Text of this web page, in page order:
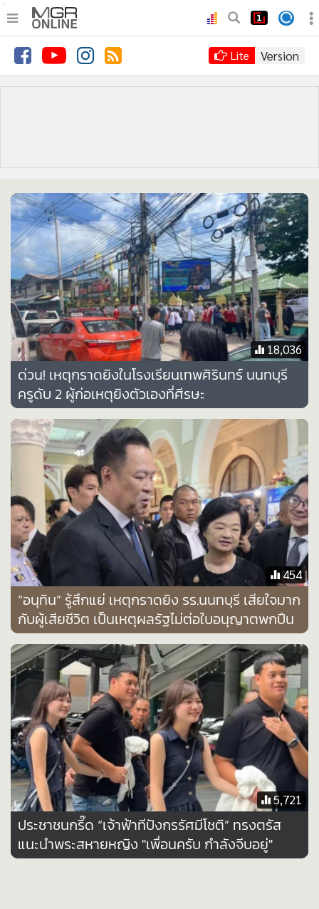
• หน้าหลัก
• ทันเหตุการณ์
• บันเทิง
• คอลัมนิสต์
• ละคร
• CbizReview
• Cyber BIZ
• ผู้จัดกวน
• Good health & Well-being
• Green Innovation & SD
• Management & HR
MGR Live
• Infographic
• การเมือง
ท่องเที่ยว
•
• ต่างประเทศ
• Special Scoop
• เศรษฐกิจ-ธุรกิจ
• จีน
• ชุมชน-คุณภาพชีวิต
อาชญากรรม
• Motoring
• เกม
• วิทยาศาสตร์
•
SMEs
• หุ้น
• อินโดจีน
• กองทุนรวม
• Celeb Online
• Factcheck
ญี่ปุ่น
• News1
Lite Version
18,036
ด่วน! เหตุกราดยิงในโรงเรียนเทพศิรินทร์ นนทบุรี
ครูดับ 2 ผู้ก่อเหตุยิงตัวเองที่ศีรษะ
454
“อนุทิน” รู้สึกแย่ เหตุกราดยิง รร.นนทบุรี เสียใจมาก
กับผู้เสียชีวิต เป็นเหตุผลรัฐไม่ต่อใบอนุญาตพกปืน
5,721
ประชาชนกรี๊ด “เจ้าฟ้าทีปังกรรัศมีโชติ” ทรงตรัส
แนะนำพระสหายหญิง "เพื่อนครับ กำลังจีบอยู่"
x